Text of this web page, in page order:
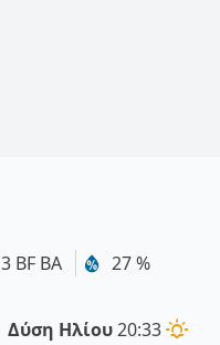
3 BF ΒΑ 27 %
Δύση Ηλίου20:33